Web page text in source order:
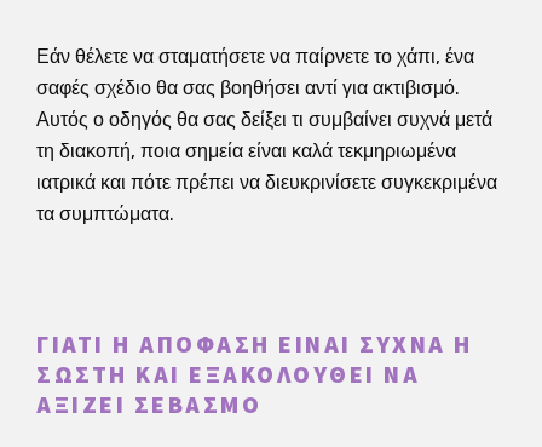
Εάν θέλετε να σταματήσετε να παίρνετε το χάπι, ένα
σαφές σχέδιο θα σας βοηθήσει αντί για ακτιβισμό.
Αυτός ο οδηγός θα σας δείξει τι συμβαίνει συχνά μετά
τη διακοπή, ποια σημεία είναι καλά τεκμηριωμένα
ιατρικά και πότε πρέπει να διευκρινίσετε συγκεκριμένα
τα συμπτώματα.
ΓΙΑΤΊ Η ΑΠΌΦΑΣΗ ΕΊΝΑΙ ΣΥΧΝΆ Η
ΣΩΣΤΉ ΚΑΙ ΕΞΑΚΟΛΟΥΘΕΊ ΝΑ
ΑΞΊΖΕΙ ΣΕΒΑΣΜΌ